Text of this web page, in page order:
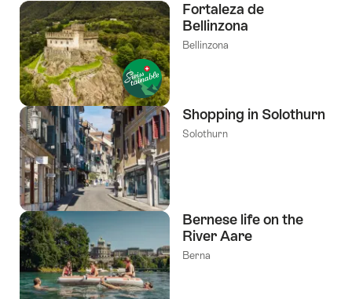
Fortaleza de
Bellinzona
Bellinzona
Shopping in Solothurn
Solothurn
Bernese life on the
River Aare
Berna